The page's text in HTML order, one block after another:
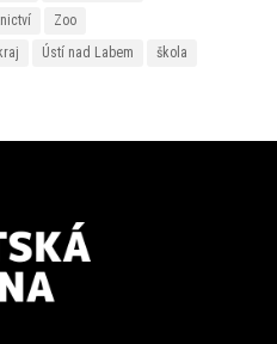
Zoo
Ústí nad Labem škola